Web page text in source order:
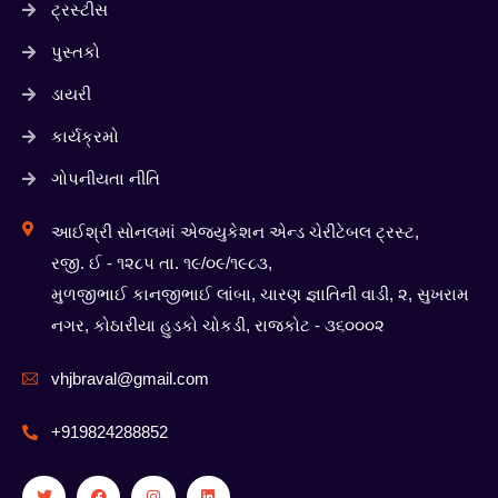
ટ્રસ્ટીસ
પુસ્તકો
ડાયરી
કાર્યક્રમો
ગોપનીયતા નીતિ
આઈશ્રી સોનલમાં એજ્યુકેશન એન્ડ ચેરીટેબલ ટ્રસ્ટ,
રજી. ઈ - ૧૨૮૫ તા. ૧૯/૦૯/૧૯૮૩,
મુળજીભાઈ કાનજીભાઈ લાંબા, ચારણ જ્ઞાતિની વાડી, ૨, સુખરામ
નગર, કોઠારીયા હુડકો ચોકડી, રાજકોટ - ૩૬૦૦૦૨
vhjbraval@gmail.com
+919824288852